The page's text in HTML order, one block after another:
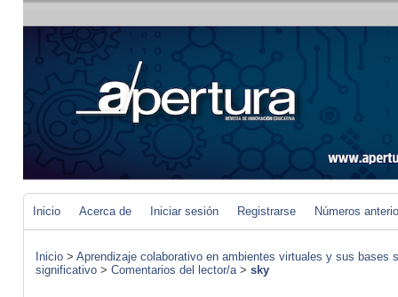
Inicio Acerca de Iniciar sesión Registrarse Números
Inicio > Aprendizaje colaborativo en ambientes virtuales y sus
significativo > Comentarios del lector/a> sky